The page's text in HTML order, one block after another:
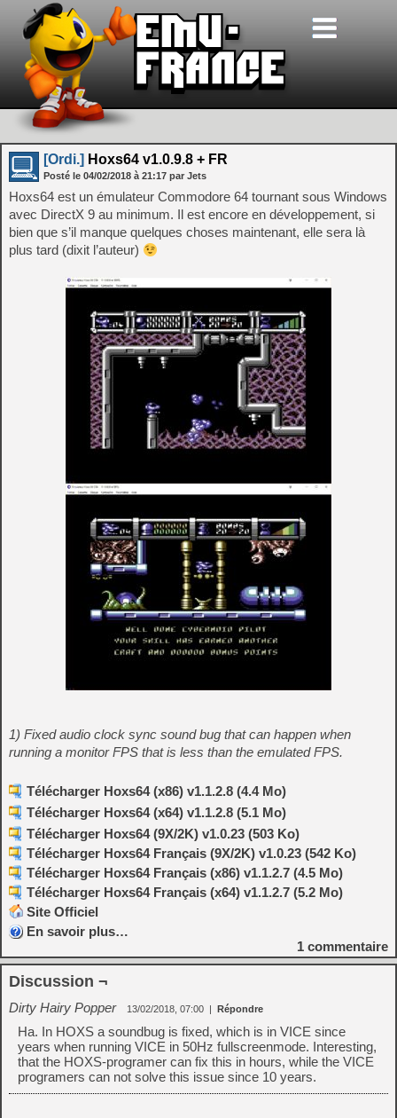
[Ordi.] Hoxs64 v1.0.9.8 + FR
Posté le 04/02/2018 à 21:17 par Jets
Hoxs64 est un émulateur Commodore 64 tournant sous Windows
avec DirectX 9 au minimum. Il est encore en développement, si
bien que s’il manque quelques choses maintenant, elle sera là
plus tard (dixit l’auteur)
1) Fixed audio clock sync sound bug that can happen when
running a monitor FPS that is less than the emulated FPS.
Télécharger Hoxs64 (x86) v1.1.2.8 (4.4 Mo)
Télécharger Hoxs64 (x64) v1.1.2.8 (5.1 Mo)
Télécharger Hoxs64 (9X/2K) v1.0.23 (503 Ko)
Télécharger Hoxs64 Français (9X/2K) v1.0.23 (542 Ko)
Télécharger Hoxs64 Français (x86) v1.1.2.7 (4.5 Mo)
Télécharger Hoxs64 Français (x64) v1.1.2.7 (5.2 Mo)
Site Officiel
En savoir plus…
1 commentaire
Discussion ¬
Dirty Hairy Popper 13/02/2018, 07:00 | Répondre
Ha. In HOXS a soundbug is fixed, which is in VICE since
years when running VICE in 50Hz fullscreenmode. Interesting,
that the HOXS-programer can fix this in hours, while the VICE
programers can not solve this issue since 10 years.